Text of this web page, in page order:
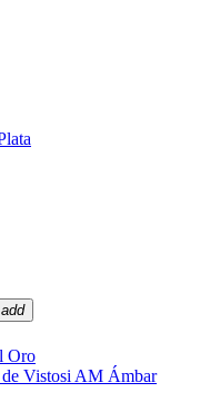
add